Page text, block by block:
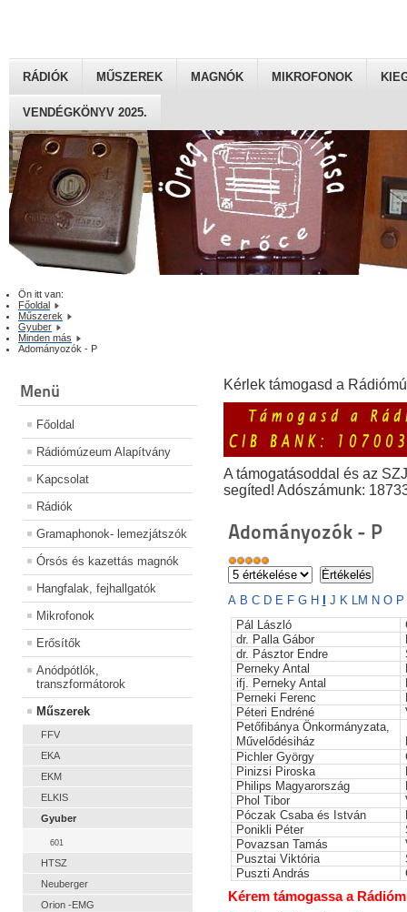
RÁDIÓK MŰSZEREK MAGNÓK MIKROFONOK
VENDÉGKÖNYV 2025.
Ön itt van:
Főoldal
Műszerek
Gyuber
Minden más
Adományozók - P
Menü
Főoldal
Rádiómúzeum Alapítvány
Kapcsolat
Rádiók
Gramaphonok- lemezjátszók
Órsós és kazettás magnók
Hangfalak, fejhallgatók
Mikrofonok
Erősítők
Anódpótlók,
transzformátorok
Műszerek
FFV
EKA
EKM
ELKIS
Gyuber
601
HTSZ
Neuberger
Orion -EMG
Kérlek támogasd a
A támogatásoddal és az
segíted! Adószámunk:
Adományozók - P
A B C D E F G H J K LM N O P
Pál László
dr. Palla Gábor
dr. Pásztor Endre
Perneky Antal
ifj. Perneky Antal
Perneki Ferenc
Péteri Endréné
Petőfibánya Önkormányzata,
Művelődésiház
Pichler György
Pinizsi Piroska
Philips Magyarország
Phol Tibor
Póczak Csaba és István
Ponikli Péter
Povazsan Tamás
Pusztai Viktória
Puszti András
Kérem támogassa a